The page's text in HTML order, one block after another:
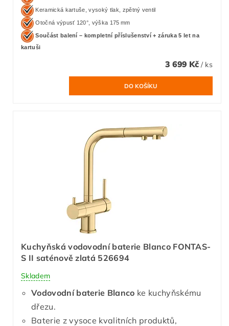
Keramická kartuše, vysoký tlak, zpětný ventil
Otočná výpusť 120°, výška 175 mm
Součást balení – kompletní příslušenství + záruka 5 let na
kartuši
3 699 Kč / ks
Kuchyňská vodovodní baterie Blanco FONTAS-
S II saténově zlatá 526694
Skladem
Vodovodní baterie Blanco ke kuchyňskému
dřezu.
Baterie z vysoce kvalitních produktů,